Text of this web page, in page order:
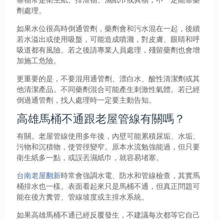
劑處理。
如果水位很高時倒通管劑，藥劑會和污水混在一起，後續
若水溢出或使用吸盤，可能造成噴濺，對皮膚、眼睛和呼
吸道都有風險。若之後請專業人員處理，殘留藥劑也會增
加施工危險。
更重要的是，不要混用通管劑、漂白水、酸性清潔劑或其
他清潔產品。不同藥劑混合可能產生刺激性氣體。若已經
倒過通管劑，找人處理時一定要主動告知。
高雄馬桶不通跟老屋管線有關嗎？
有關。老屋管線使用多年後，內壁可能累積尿垢、水垢、
污物和沉積物，使管徑變窄。原本水流勉強能過，但只要
衛生紙多一點，或誤丟濕紙巾，就容易堵塞。
台南老屋翻新時常會強調水電、防水和管線檢查，其實馬
桶排水也一樣。表面看起來只是馬桶不通，但真正問題可
能在後方糞管、管線坡度或主排水系統。
如果高雄馬桶不通已經反覆發生，不建議每次都等它自己